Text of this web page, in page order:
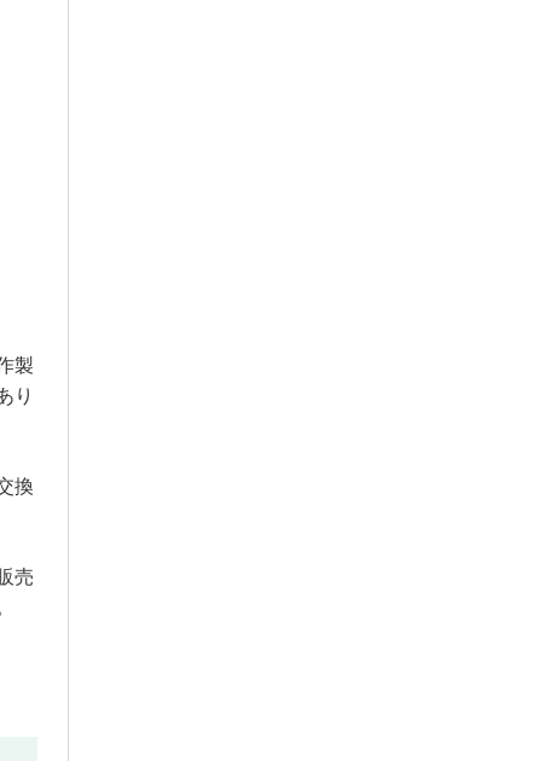
製
り
換
売